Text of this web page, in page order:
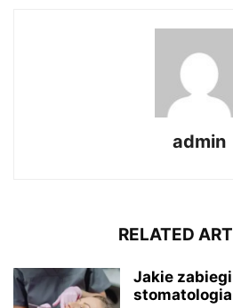
admin
RELATED
Jakie